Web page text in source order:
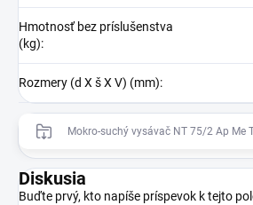
Hmotnosť bez príslušenstva
(kg):
Rozmery (d X š X V) (mm):
Mokro-suchý vysávač NT 75/2 Ap Me
Diskusia
Buďte prvý, kto napíše príspevok k tejto